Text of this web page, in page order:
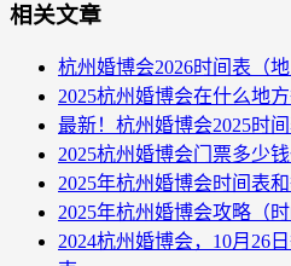
相关文章
杭州婚博会2026时间表（地
2025杭州婚博会在什么地方
最新！杭州婚博会2025时
2025杭州婚博会门票多少
2025年杭州婚博会时间表
2025年杭州婚博会攻略（
2024杭州婚博会，10月26